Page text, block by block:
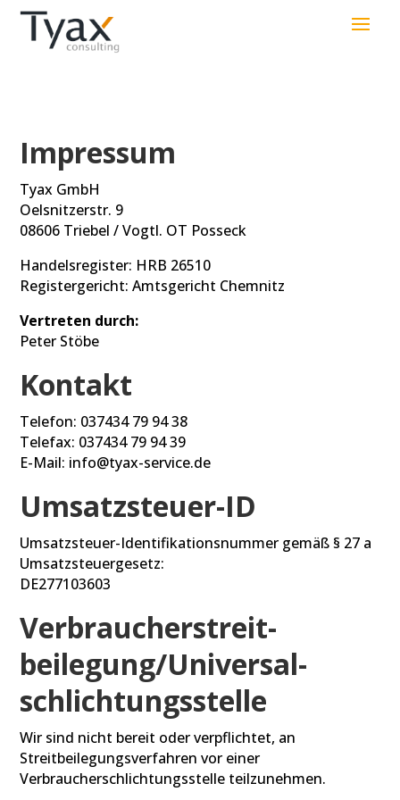
Impressum
Tyax GmbH
Oelsnitzerstr. 9
08606 Triebel / Vogtl. OT Posseck
Handelsregister: HRB 26510
Registergericht: Amtsgericht Chemnitz
Vertreten durch:
Peter Stöbe
Kontakt
Telefon: 037434 79 94 38
Telefax: 037434 79 94 39
E-Mail: info@tyax-service.de
Umsatzsteuer-ID
Umsatzsteuer-Identifikationsnummer gemäß § 27 a
Umsatzsteuergesetz:
DE277103603
Verbraucher­streit­
beilegung/Universal­
schlichtungs­stelle
Wir sind nicht bereit oder verpflichtet, an
Streitbeilegungsverfahren vor einer
Verbraucherschlichtungsstelle teilzunehmen.